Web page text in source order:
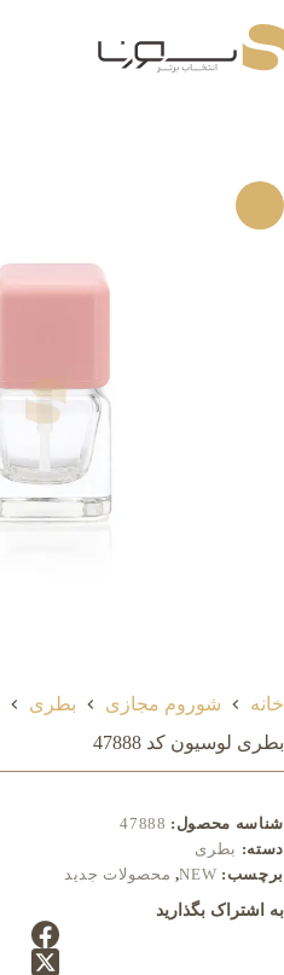
به
محتوا
خانه شوروم مجازی بطری
بطری لوسیون کد 47888
شناسه محصول: 47888
دسته: بطری
برچسب: NEW
, محصولات جدید
به اشتراک بگذارید